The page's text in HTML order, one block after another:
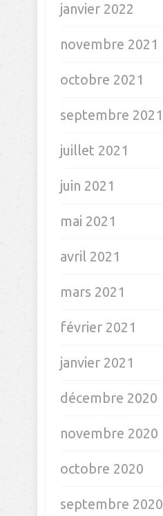
janvier 2022
novembre 2021
octobre 2021
septembre 2021
juillet 2021
juin 2021
mai 2021
avril 2021
mars 2021
février 2021
janvier 2021
décembre 2020
novembre 2020
octobre 2020
septembre 2020